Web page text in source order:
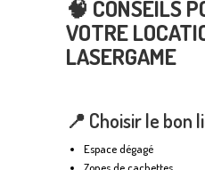
🧠 CONSEILS
VOTRE
LASERGAME
📍 Choisir le bon
Espace dégagé